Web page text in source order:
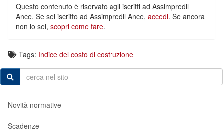
Questo contenuto è riservato agli iscritti ad Assimpredil
Ance. Se sei iscritto ad Assimpredil Ance, accedi. Se ancora
non lo sei, scopri come fare.
Tags: Indice del costo di costruzione
Novità normative
Scadenze